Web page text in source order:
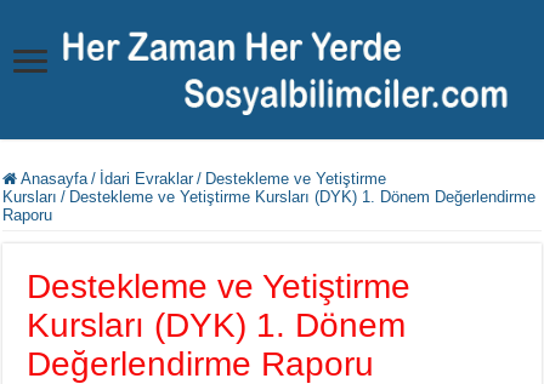
Anasayfa / İdari Evraklar / Destekleme ve Yetiştirme
Kursları / Destekleme ve Yetiştirme Kursları (DYK) 1. Dönem Değerlendirme
Raporu
Destekleme ve Yetiştirme
Kursları (DYK) 1. Dönem
Değerlendirme Raporu